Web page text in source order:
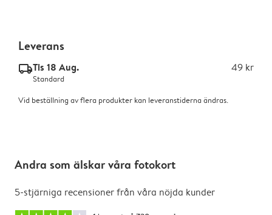
Leverans
delivery_standard_v2Tis 18 Aug. 49 kr
Standard
Vid beställning av flera produkter kan leveranstiderna ändras.
Andra som älskar våra fotokort
5-stjärniga recensioner från våra nöjda kunder